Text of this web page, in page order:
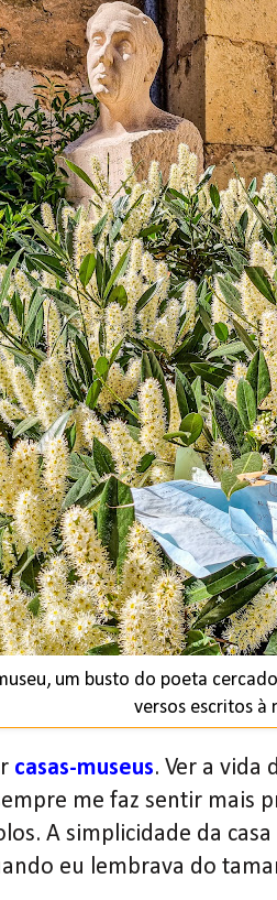
um busto do poeta
versos escritos à
casas-museus. Ver a vida
me faz sentir mais
A simplicidade da
eu lembrava do